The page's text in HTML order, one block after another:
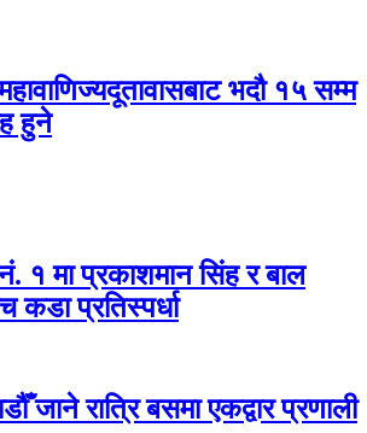
भदौ १५ सम्म
हुने
१ मा प्रकाशमान सिंह र बाल
कडा प्रतिस्पर्धा
जाने रात्रि बसमा एकद्वार प्रणाली